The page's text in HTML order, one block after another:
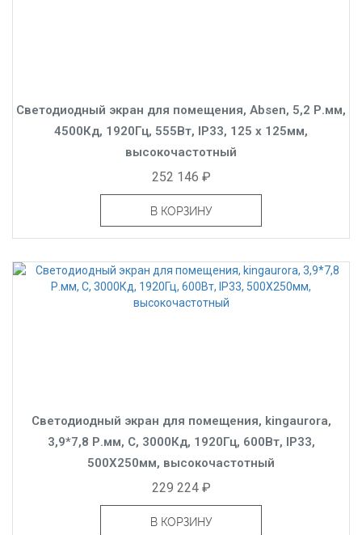
Светодиодный экран для помещения, Absen, 5,2 Р.мм,
4500Кд, 1920Гц, 555Вт, IP33, 125 x 125мм,
высокочастотный
252 146 ₽
В КОРЗИНУ
Светодиодный экран для помещения, kingaurora,
3,9*7,8 Р.мм, C, 3000Кд, 1920Гц, 600Вт, IP33,
500X250мм, высокочастотный
229 224 ₽
В КОРЗИНУ